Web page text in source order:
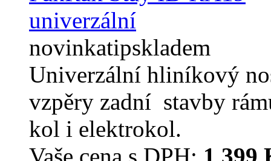
novinkatipskladem
Univerzální hliníkový
vzpěry zadní stavby
kol i elektrokol.